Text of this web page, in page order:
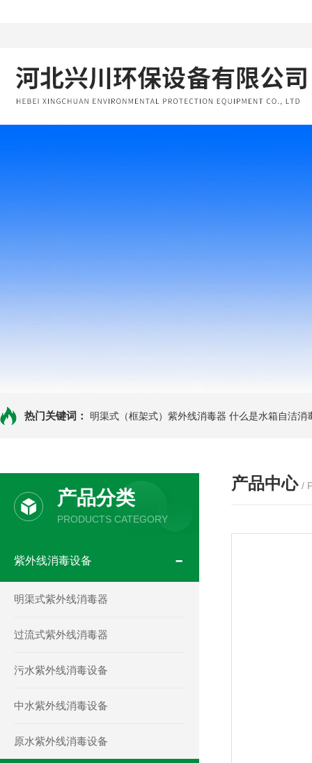
热门关键词： 明渠式（框架式）紫外线消毒器 什么是水箱自洁消
产品分类
PRODUCTS CATEGORY
紫外线消毒设备
明渠式紫外线消毒器
过流式紫外线消毒器
污水紫外线消毒设备
中水紫外线消毒设备
原水紫外线消毒设备
产品中心 /